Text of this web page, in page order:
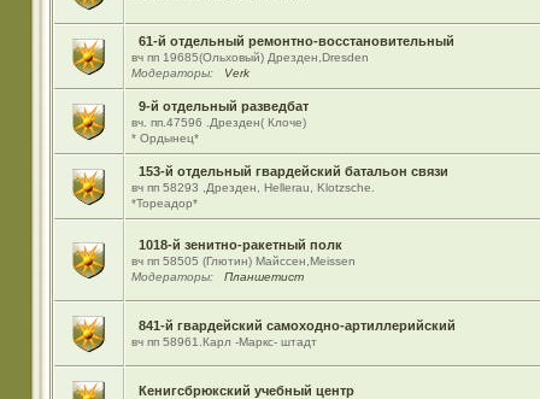
61-й отдельный ремонтно-восстановительный
вч пп 19685(Ольховый) Дрезден,Dresden
Модераторы:
Verk
9-й отдельный разведбат
вч. пп.47596 .Дрезден( Клоче)
* Ордынец*
153-й отдельный гвардейский батальон связи
вч пп 58293 ,Дрезден, Hellerau, Klotzsche.
*Тореадор*
1018-й зенитно-ракетный полк
вч пп 58505 (Глютин) Майсcен,Meissen
Модераторы:
Планшетист
841-й гвардейский самоходно-артиллерийский
вч пп 58961.Карл -Маркс- штадт
Кенигсбрюкский учебный центр